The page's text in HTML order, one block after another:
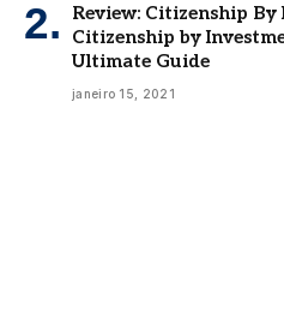
Review: Citizenship
Citizenship by
Ultimate Guide
janeiro 15, 2021